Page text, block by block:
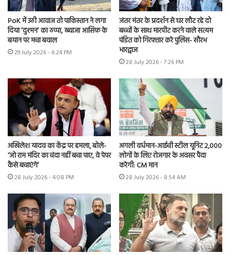
PoK में उठी आवाज तो पाकिस्तान ने लगा
दिया ‘दुश्मन’ का ठप्पा, ख्वाजा आसिफ के
बयान पर मचा बवाल
29 July 2026 - 6:24 PM
जंतर मंतर के प्रदर्शन से घर लौट रहे दो
बच्चों के साथ मारपीट करने वाले सत्यम
पंडित को गिरफ्तार करे पुलिस- सौरभ
भारद्वाज
28 July 2026 - 7:26 PM
अखिलेश यादव का केंद्र पर हमला, बोले-
‘जो राम मंदिर का चंदा नहीं बचा पाए, वे पेपर
कैसे बचाएंगे’
28 July 2026 - 4:08 PM
अगली वर्धमान-आईची स्टील यूनिट 2,000
लोगों के लिए रोजगार के अवसर पैदा
करेगी: CM मान
28 July 2026 - 8:54 AM